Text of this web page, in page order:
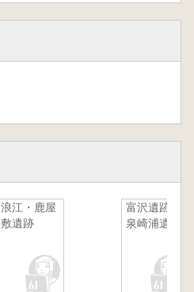
浪江・鹿屋
敷遺跡
富沢遺跡・
泉崎浦遺跡